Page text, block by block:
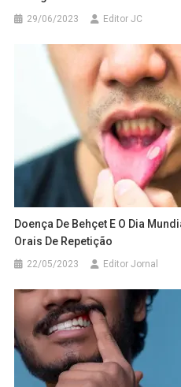
29/06/2023 Editor JC
Doença De Behçet E O Dia
Orais De Repetição
22/05/2023 Editor Jornal